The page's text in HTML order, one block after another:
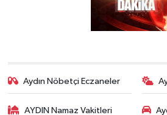
Aydın Nöbetçi Eczaneler
AYDIN Namaz Vakitleri